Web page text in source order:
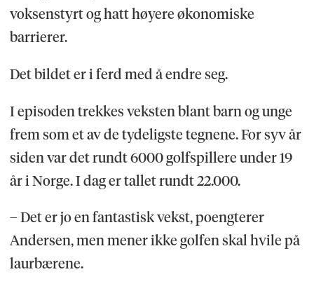
voksenstyrt og hatt høyere økonomiske
barrierer.
Det bildet er i ferd med å endre seg.
I episoden trekkes veksten blant barn og unge
frem som et av de tydeligste tegnene. For syv år
siden var det rundt 6000 golfspillere under 19
år i Norge. I dag er tallet rundt 22.000.
– Det er jo en fantastisk vekst, poengterer
Andersen, men mener ikke golfen skal hvile på
laurbærene.